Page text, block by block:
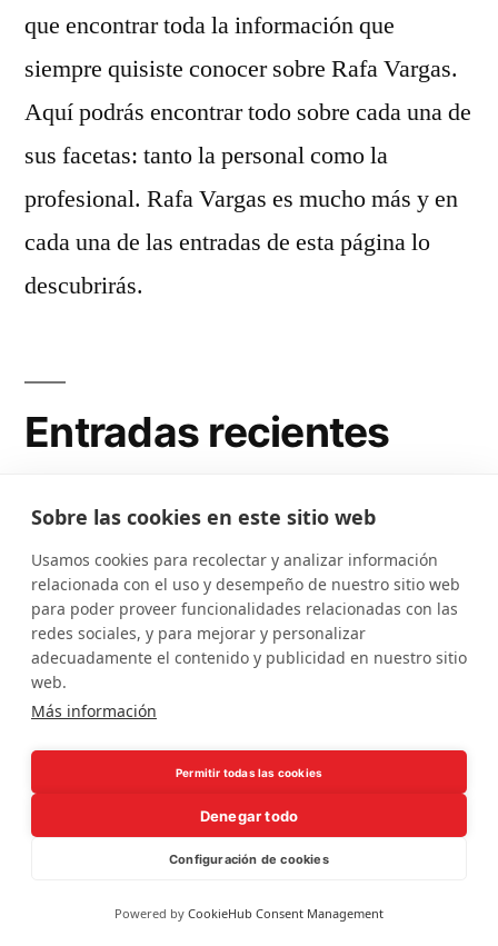
que encontrar toda la información que
siempre quisiste conocer sobre Rafa Vargas.
Aquí podrás encontrar todo sobre cada una de
sus facetas: tanto la personal como la
profesional. Rafa Vargas es mucho más y en
cada una de las entradas de esta página lo
descubrirás.
Entradas recientes
Rafa Vargas es cofundador de Silicon
Drinkabout Sevilla
Rafa Vargas es enoturista
Rafa Vargas es selfhoster
Rafa Vargas es miembro de SevillaUP
Rafa Vargas es emprendedor
¿Quién es Rafa Vargas?,Funciona gracias a
Sobre las cookies en este sitio web
Usamos cookies para recolectar y analizar información
relacionada con el uso y desempeño de nuestro sitio web
para poder proveer funcionalidades relacionadas con las
redes sociales, y para mejorar y personalizar
adecuadamente el contenido y publicidad en nuestro sitio
web.
Más información
Permitir todas las cookies
Denegar todo
Configuración de cookies
Powered by CookieHub Consent Management